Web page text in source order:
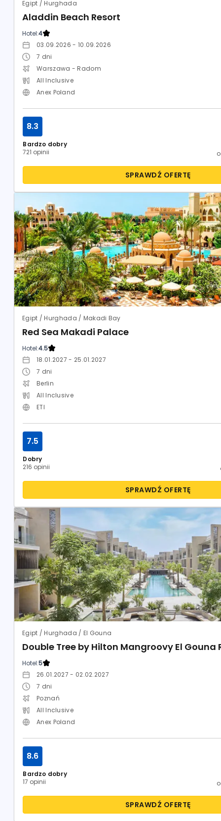
Egipt / Hurghada
Aladdin Beach Resort
Hotel:4
03.09.2026 - 10.09.2026
7 dni
Warszawa - Radom
All Inclusive
Anex Poland
Bardzo dobry
721 opinii
8.3
SPRAWDŹ OFERTĘ
Egipt / Hurghada / Makadi Bay
Red Sea Makadi Palace
Hotel:4.5
18.01.2027 - 25.01.2027
7 dni
Berlin
All Inclusive
ETI
Dobry
216 opinii
7.5
SPRAWDŹ OFERTĘ
Egipt / Hurghada / El Gouna
Double Tree by Hilton Mangroovy El Gouna
Hotel:5
26.01.2027 - 02.02.2027
7 dni
Poznań
All Inclusive
Anex Poland
Bardzo dobry
17 opinii
8.6
SPRAWDŹ OFERTĘ